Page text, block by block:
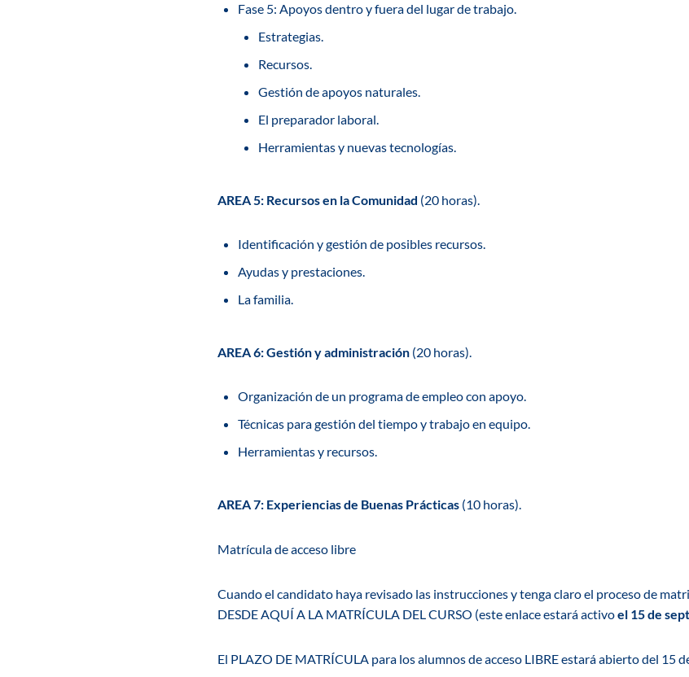
Fase 5: Apoyos dentro y fuera del lugar de trabajo.
Estrategias.
Recursos.
Gestión de apoyos naturales.
El preparador laboral.
Herramientas y nuevas tecnologías.
AREA 5: Recursos en la Comunidad (20 horas).
Identificación y gestión de posibles recursos.
Ayudas y prestaciones.
La familia.
AREA 6: Gestión y administración (20 horas).
Organización de un programa de empleo con apoyo.
Técnicas para gestión del tiempo y trabajo en equipo.
Herramientas y recursos.
AREA 7: Experiencias de Buenas Prácticas (10 horas).
Matrícula de acceso libre
Cuando el candidato haya revisado las instrucciones y tenga claro el proceso de
DESDE AQUÍ A LA MATRÍCULA DEL CURSO (este enlace estará activoel 15 de
El PLAZO DE MATRÍCULA para los alumnos de acceso LIBRE estará abierto del 15